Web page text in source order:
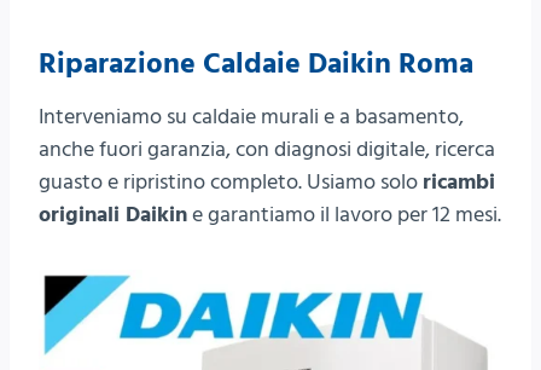
Riparazione Caldaie Daikin Roma
Interveniamo su caldaie murali e a basamento,
anche fuori garanzia, con diagnosi digitale, ricerca
guasto e ripristino completo. Usiamo solo ricambi
originali Daikine garantiamo il lavoro per 12 mesi.